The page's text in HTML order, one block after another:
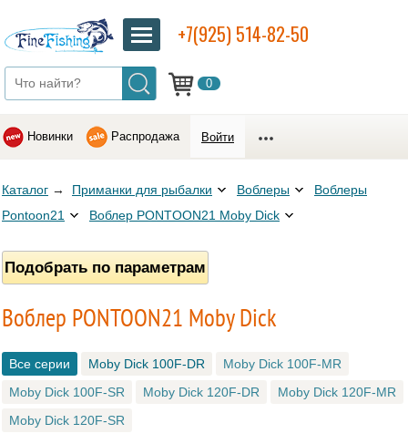
0
+7(925) 514-82-50
Новинки Распродажа Войти
Каталог → Приманки для рыбалки Воблеры
Воблеры
Pontoon21
Воблер PONTOON21 Moby Dick
Подобрать по параметрам
Воблер PONTOON21 Moby Dick
Все серии Moby Dick 100F-DR
Moby Dick 100F-MR
Moby Dick 100F-SR
Moby Dick 120F-DR
Moby Dick 120F-MR
Moby Dick 120F-SR